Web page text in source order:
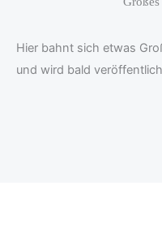
Hier bahnt sich etwas
und wird bald